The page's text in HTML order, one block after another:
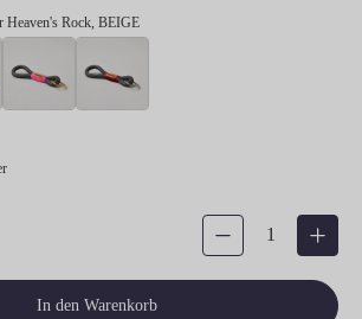
Heaven's Rock, BEIGE
Produkt Anzahl: Gib den
In den Warenkorb